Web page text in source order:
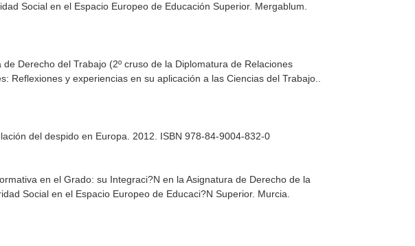
Social en el Espacio Europeo de Educación Superior. Mergablum.
Derecho del Trabajo (2º cruso de la Diplomatura de Relaciones
Reflexiones y experiencias en su aplicación a las Ciencias del Trabajo.
del despido en Europa . 2012. ISBN 978-84-9004-832-0
en el Grado: su Integraci?N en la Asignatura de Derecho de la
Social en el Espacio Europeo de Educaci?N Superior. Murcia.